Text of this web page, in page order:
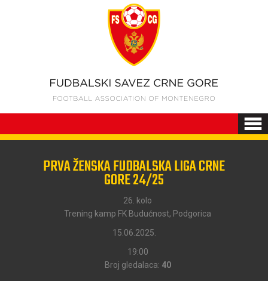
PRVA ŽENSKA FUDBALSKA LIGA CRNE
GORE 24/25
26. kolo
Trening kamp FK Budućnost, Podgorica
15.06.2025.
19:00
Broj gledalaca: 40